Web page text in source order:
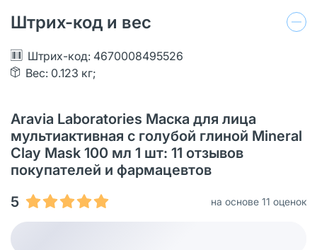
Штрих-код и вес
Штрих-код: 4670008495526
Вес: 0.123 кг;
Aravia Laboratories Маска для лица
мультиактивная с голубой глиной Mineral
Clay Mask 100 мл 1 шт: 11 отзывов
покупателей и фармацевтов
5
на основе 11 оценок